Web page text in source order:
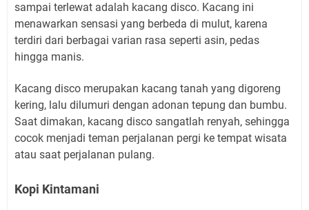
sampai terlewat adalah kacang disco. Kacang ini
menawarkan sensasi yang berbeda di mulut, karena
terdiri dari berbagai varian rasa seperti asin, pedas
hingga manis.
Kacang disco merupakan kacang tanah yang digoreng
kering, lalu dilumuri dengan adonan tepung dan bumbu.
Saat dimakan, kacang disco sangatlah renyah, sehingga
cocok menjadi teman perjalanan pergi ke tempat wisata
atau saat perjalanan pulang.
Kopi Kintamani